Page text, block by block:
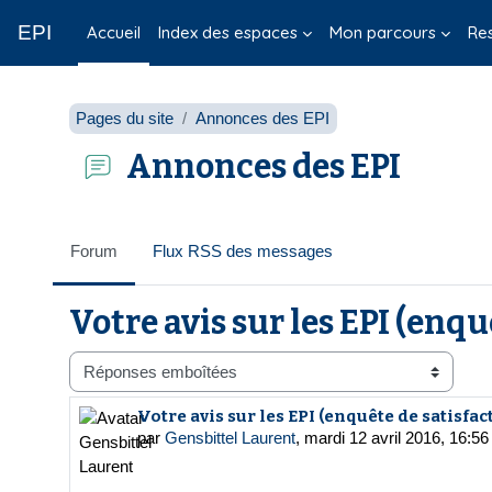
EPI Accueil Index des espaces Mon parcours
Pages du site
Annonces des EPI
Annonces des EPI
Forum Flux RSS des messages
Votre avis sur les EPI
Type d’affichage
Votre avis sur les EPI (enquête de
par Gensbittel Laurent, mardi 12 avril 2016, 16:56
Nombre de réponses : 0